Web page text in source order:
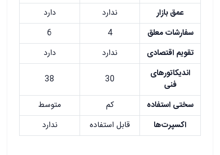
عمق بازار
ندارد
دارد
سفارشات معلق
4
6
تقویم اقتصادی
ندارد
دارد
اندیکاتورهای
فنی
30
38
سختی استفاده
کم
متوسط
اکسپرت‌ها
قابل استفاده ندارد